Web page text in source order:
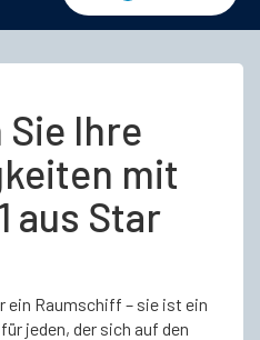
Ihre
mit
aus Star
ein Raumschiff – sie ist ein
jeden, der sich auf den